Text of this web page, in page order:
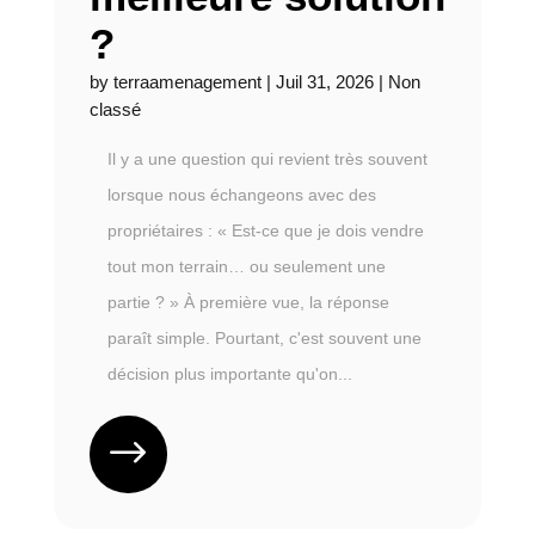
?
by terraamenagement| Juil 31, 2026| Non
classé
Il y a une question qui revient très souvent
lorsque nous échangeons avec des
propriétaires : « Est-ce que je dois vendre
tout mon terrain… ou seulement une
partie ? » À première vue, la réponse
paraît simple. Pourtant, c'est souvent une
décision plus importante qu'on...